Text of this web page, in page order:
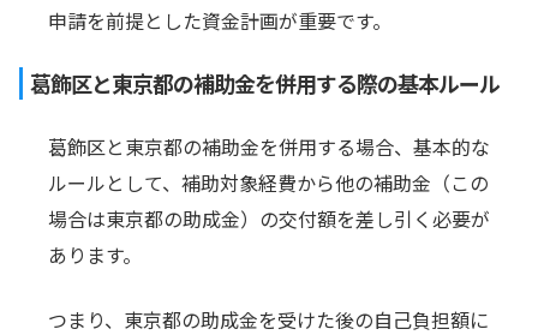
申請を前提とした資金計画が重要です。
葛飾区と東京都の補助金を併用する際の基本ルール
葛飾区と東京都の補助金を併用する場合、基本的な
ルールとして、補助対象経費から他の補助金（この
場合は東京都の助成金）の交付額を差し引く必要が
あります。
つまり、東京都の助成金を受けた後の自己負担額に